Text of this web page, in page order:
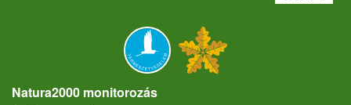
Natura2000 monitorozás